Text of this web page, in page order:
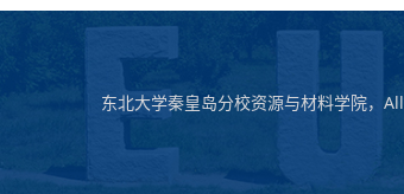
东北大学秦皇岛分校资源与材料学院，